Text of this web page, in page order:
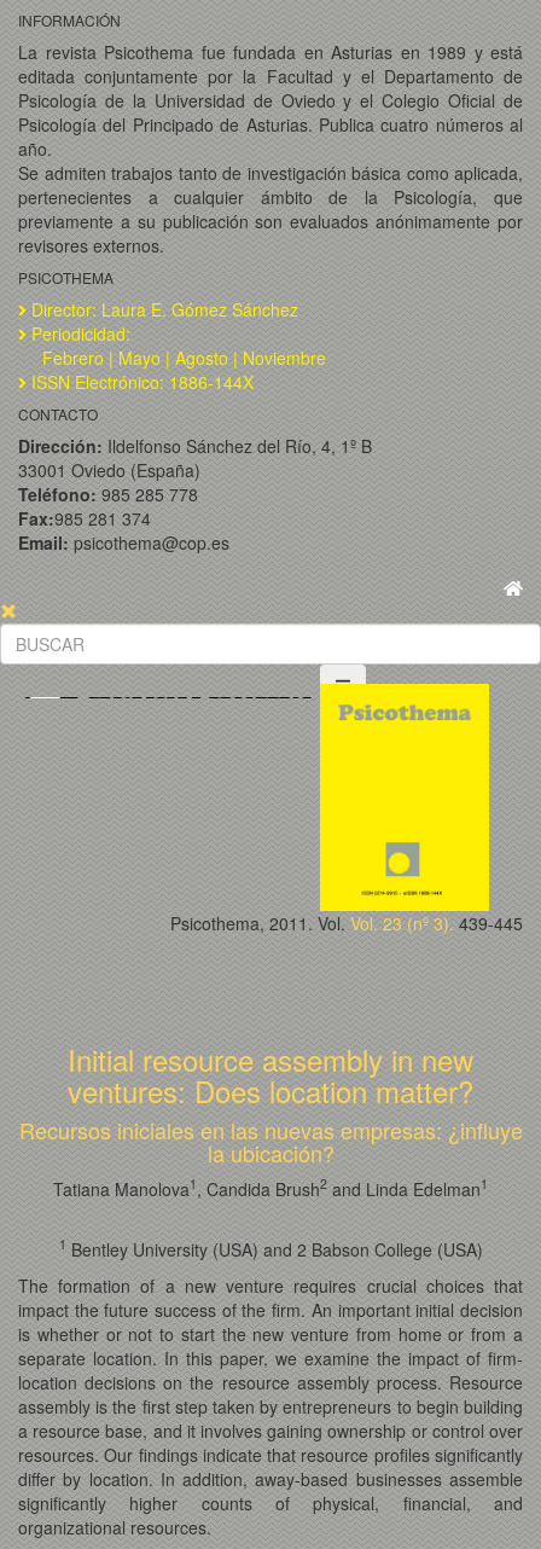
INFORMACIÓN
La revista Psicothema fue fundada en Asturias en 1989 y está
editada conjuntamente por la Facultad y el Departamento de
Psicología de la Universidad de Oviedo y el Colegio Oficial de
Psicología del Principado de Asturias. Publica cuatro números al
año.
Se admiten trabajos tanto de investigación básica como aplicada,
pertenecientes a cualquier ámbito de la Psicología, que
previamente a su publicación son evaluados anónimamente por
revisores externos.
PSICOTHEMA
Director: Laura E. Gómez Sánchez
Periodicidad:
Febrero | Mayo | Agosto | Noviembre
ISSN Electrónico: 1886-144X
CONTACTO
Dirección: Ildelfonso Sánchez del Río, 4, 1º B
33001 Oviedo (España)
Teléfono: 985 285 778
Fax:985 281 374
Email: psicothema@cop.es
Psicothema, 2011. Vol. Vol. 23 (nº 3). 439-445
Initial resource assembly in new
ventures: Does location matter?
Recursos iniciales en las nuevas empresas: ¿influye
la ubicación?
Tatiana Manolova1 , Candida Brush2 and Linda Edelman1
1 Bentley University (USA) and 2 Babson College (USA)
The formation of a new venture requires crucial choices that
impact the future success of the firm. An important initial decision
is whether or not to start the new venture from home or from a
separate location. In this paper, we examine the impact of firm-
location decisions on the resource assembly process. Resource
assembly is the first step taken by entrepreneurs to begin building
a resource base, and it involves gaining ownership or control over
resources. Our findings indicate that resource profiles significantly
differ by location. In addition, away-based businesses assemble
significantly higher counts of physical, financial, and
organizational resources.